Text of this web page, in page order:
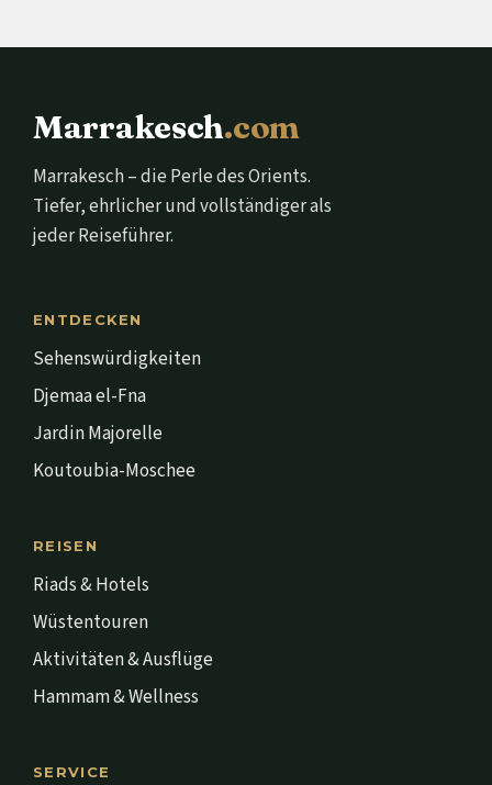
Marrakesch.com
Marrakesch – die Perle des Orients.
Tiefer, ehrlicher und vollständiger als
jeder Reiseführer.
ENTDECKEN
Sehenswürdigkeiten
Djemaa el-Fna
Jardin Majorelle
Koutoubia-Moschee
REISEN
Riads & Hotels
Wüstentouren
Aktivitäten & Ausflüge
Hammam & Wellness
SERVICE